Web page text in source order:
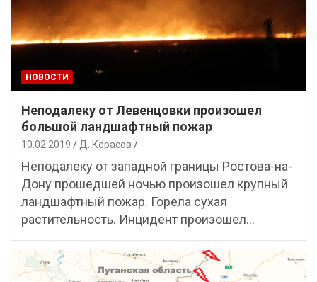
НОВОСТИ
Неподалеку от Левенцовки произошел
большой ландшафтный пожар
10.02.2019 Д. Керасов
Неподалеку от западной границы Ростова-на-
Дону прошедшей ночью произошел крупный
ландшафтный пожар. Горела сухая
растительность. Инцидент произошел…